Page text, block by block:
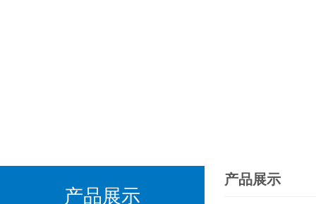
产品展示
产品展示